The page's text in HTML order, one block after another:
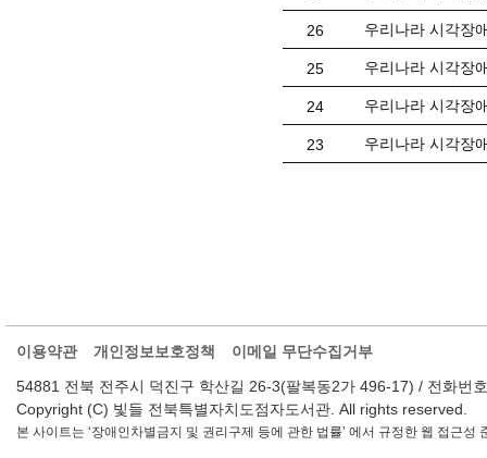
26 우리나라 시각장
25 우리나라 시각장
24 우리나라 시각장
23 우리나라 시각장
이용약관 개인정보보호정책
이메일 무단수집거부
54881 전북 전주시 덕진구 학산길 26-3(팔복동2가 496-17) / 전화
Copyright (C) 빛들 전북특별자치도점자도서관. All rights reserved.
본 사이트는 ‘장애인차별금지 및 권리구제 등에 관한 법률’ 에서 규정한 웹 접근